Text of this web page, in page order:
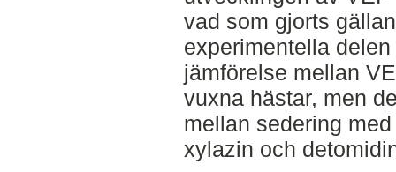
vad som gjorts
experimentella
jämförelse mellan
vuxna hästar, men
mellan sedering
xylazin och